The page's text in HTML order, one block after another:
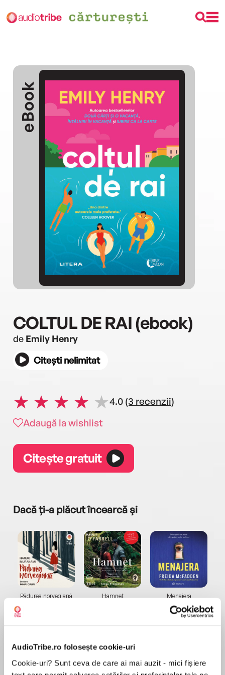
AudioTribe.ro folosește cookie-uri
Cookie-uri? Sunt ceva de care ai mai auzit - mici fișiere
eBook
COLTUL DE RAI (ebook)
de Emily Henry
Citești nelimitat
4.0 (3 recenzii)
Adaugă la wishlist
Citește gratuit
Dacă ți-a plăcut încearcă și
Pădurea norvegiană Hamnet Menajera